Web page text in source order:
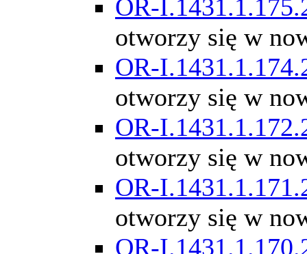
OR-
otworzy się w
OR-
otworzy się w
OR-
otworzy się w
OR-
otworzy się w
OR-